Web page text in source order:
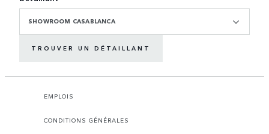
SHOWROOM CASABLANCA
TROUVER UN DÉTAILLANT
EMPLOIS
CONDITIONS GÉNÉRALES